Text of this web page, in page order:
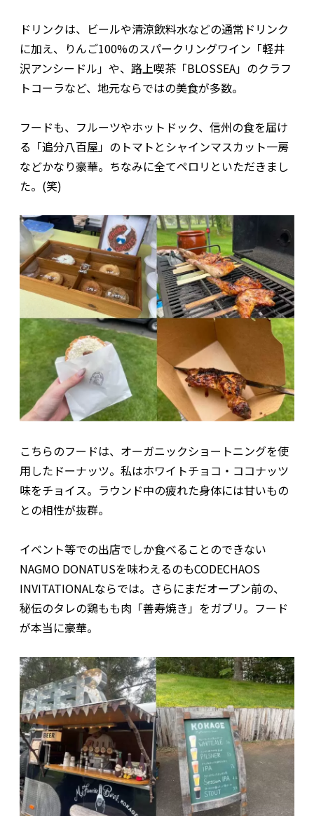
ドリンクは、ビールや清涼飲料水などの通常ドリンク
に加え、りんご100%のスパークリングワイン「軽井
沢アンシードル」や、路上喫茶「BLOSSEA」のクラフ
トコーラなど、地元ならではの美食が多数。
フードも、フルーツやホットドック、信州の食を届け
る「追分八百屋」のトマトとシャインマスカット一房
などかなり豪華。ちなみに全てペロリといただきまし
た。(笑)
こちらのフードは、オーガニックショートニングを使
用したドーナッツ。私はホワイトチョコ・ココナッツ
味をチョイス。ラウンド中の疲れた身体には甘いもの
との相性が抜群。
イベント等での出店でしか食べることのできない
NAGMO DONATUSを味わえるのもCODECHAOS
INVITATIONALならでは。さらにまだオープン前の、
秘伝のタレの鶏もも肉「善寿焼き」をガブリ。フード
が本当に豪華。